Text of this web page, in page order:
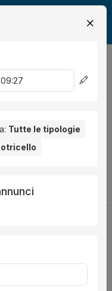
Ordina per
Catanzaro
Tutte le tipologie